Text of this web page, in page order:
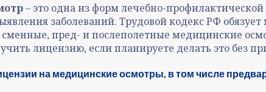
– это одна из форм лечебно-
заболеваний. Трудовой кодекс РФ
пред- и послеполетные медицинские
лицензию, если планируете делать это без
на медицинские осмотры, в том числе